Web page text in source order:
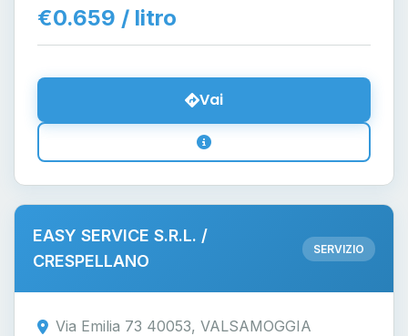
€0.659 / litro
Vai
EASY SERVICE S.R.L. /
CRESPELLANO
SERVIZIO
Via Emilia 73 40053, VALSAMOGGIA